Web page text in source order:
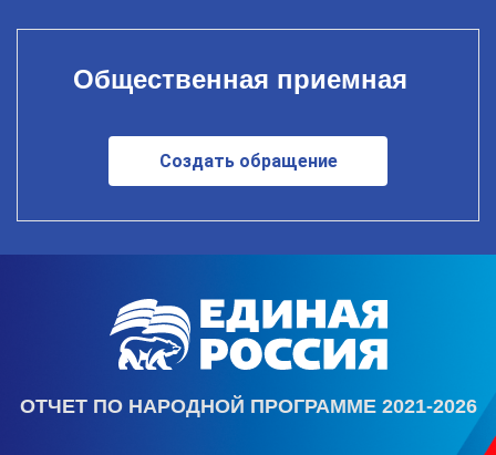
Общественная приемная
Создать обращение
ОТЧЕТ ПО НАРОДНОЙ ПРОГРАММЕ 2021-2026